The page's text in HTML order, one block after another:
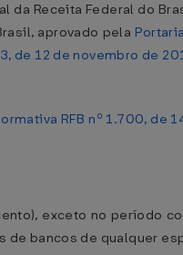
da Receita Federal do
aprovado pela
de 12 de novembro de
RFB nº 1.700, de
exceto no período
de bancos de qualquer